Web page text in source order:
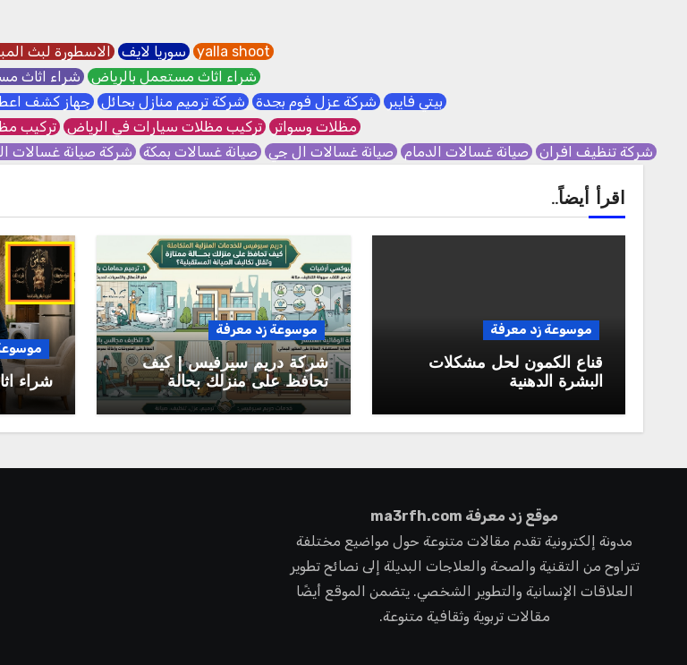
yalla shoot سوريا لايف الاسطورة لبث
شراء اثاث مستعمل بالرياض شراء اثاث
بيتي فايبر شركة عزل فوم بجدة شركة ترميم منازل بحائل جهاز كشف
مظلات وسواتر تركيب مظلات سيارات في الرياض تركيب
شركة تنظيف افران صيانة غسالات الدمام صيانة غسالات ال جي صيانة غسالات بمكة شركة صيانة غسالات
اقرأ أيضاً..
موسوعة زد معرفة
قناع الكمون لحل مشكلات
البشرة الدهنية
موسوعة زد معرفة
شركة دريم سيرفيس | كيف
تحافظ على منزلك بحالة
ممتازة وتقلل تكاليف الصيانة
المستقبلية؟
شراء
موقع زد معرفة ma3rfh.com
مدونة إلكترونية تقدم مقالات متنوعة حول مواضيع مختلفة
تتراوح من التقنية والصحة والعلاجات البديلة إلى نصائح تطوير
العلاقات الإنسانية والتطوير الشخصي. يتضمن الموقع أيضًا
مقالات تربوية وثقافية متنوعة.